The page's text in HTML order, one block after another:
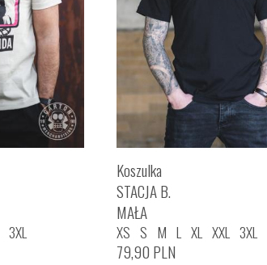
3XL
Koszulka
STACJA B.
MAŁA
XS S M L XL XXL 3XL
79,90 PLN